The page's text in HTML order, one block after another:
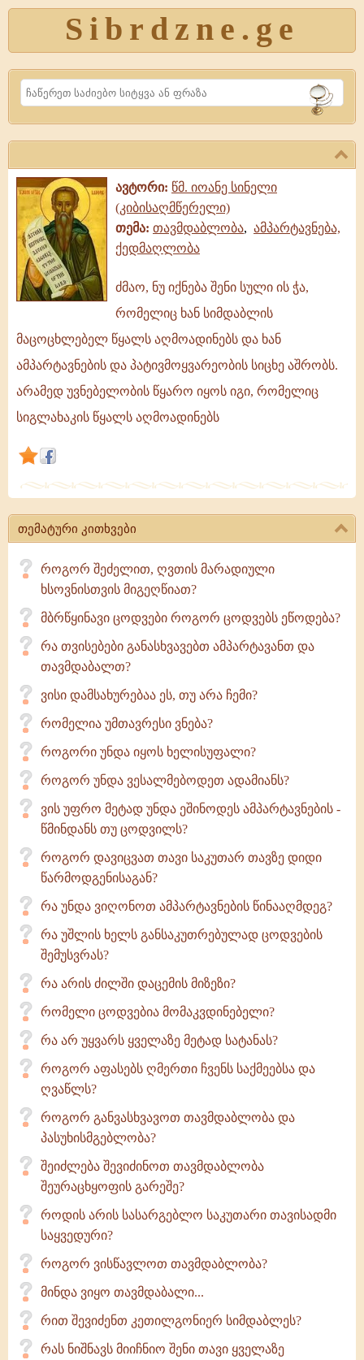
Sibrdzne.ge
Search
ავტორი: წმ. იოანე სინელი
(კიბისაღმწერელი)
თემა: თავმდაბლობა, ამპარტავნება,
ქედმაღლობა
ძმაო,
იქნება
შენი
სული
ის
ჭა,
რომელიც
ხან
სიმდაბლის
მაცოცხლებელ
წყალს
აღმოადინებს
და
ხან
ძმაო, ნუ იქნება შენი სული ის ჭა,
რომელიც ხან სიმდაბლის
მაცოცხლებელ წყალს აღმოადინებს და ხან
ამპარტავნების და პატივმოყვარეობის სიცხე აშრობს.
არამედ უვნებელობის წყარო იყოს იგი, რომელიც
სიგლახაკის წყალს აღმოადინებს
თემატური კითხვები
როგორ შეძელით, ღვთის მარადიული
ხსოვნისთვის მიგეღწიათ?
მბრწყინავი ცოდვები როგორ ცოდვებს ეწოდება?
რა თვისებები განასხვავებთ ამპარტავანთ და
თავმდაბალთ?
ვისი დამსახურებაა ეს, თუ არა ჩემი?
რომელია უმთავრესი ვნება?
როგორი უნდა იყოს ხელისუფალი?
როგორ უნდა ვესალმებოდეთ ადამიანს?
ვის უფრო მეტად უნდა ეშინოდეს ამპარტავნების -
წმინდანს თუ ცოდვილს?
როგორ დავიცვათ თავი საკუთარ თავზე დიდი
წარმოდგენისაგან?
რა უნდა ვიღონოთ ამპარტავნების წინააღმდეგ?
რა უშლის ხელს განსაკუთრებულად ცოდვების
შემუსვრას?
რა არის ძილში დაცემის მიზეზი?
რომელი ცოდვებია მომაკვდინებელი?
რა არ უყვარს ყველაზე მეტად სატანას?
როგორ აფასებს ღმერთი ჩვენს საქმეებსა და
ღვაწლს?
როგორ განვასხვავოთ თავმდაბლობა და
პასუხისმგებლობა?
შეიძლება შევიძინოთ თავმდაბლობა
შეურაცხყოფის გარეშე?
როდის არის სასარგებლო საკუთარი თავისადმი
საყვედური?
როგორ ვისწავლოთ თავმდაბლობა?
მინდა ვიყო თავმდაბალი...
რით შევიძენთ კეთილგონიერ სიმდაბლეს?
რას ნიშნავს მიიჩნიო შენი თავი ყველაზე